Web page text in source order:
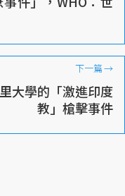
下一篇→
大學的「激進印度
教」槍擊事件